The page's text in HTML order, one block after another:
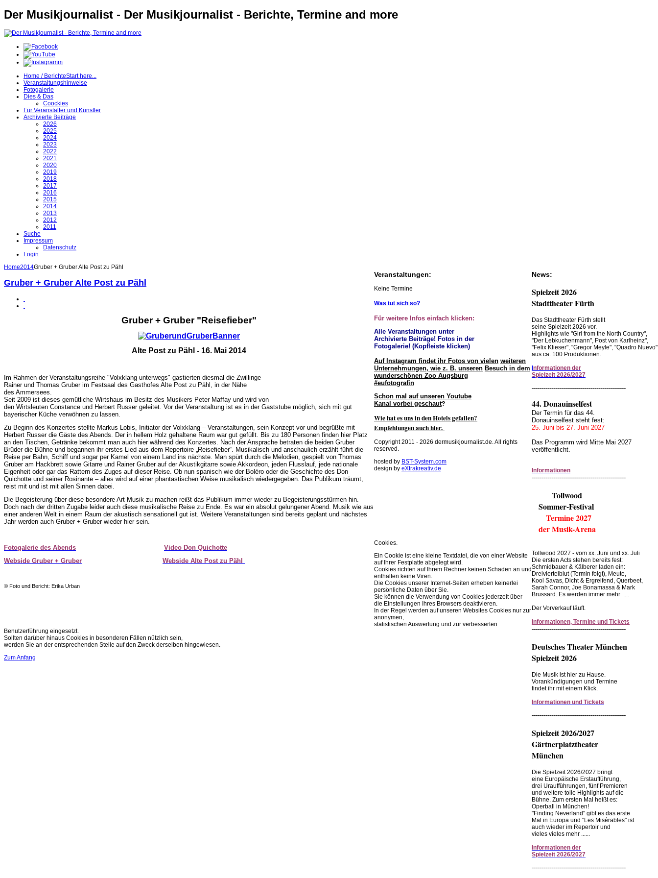
Der Musikjournalist - Der Musikjournalist - Berichte, Termine and more
Home / BerichteStart here...
Veranstaltungshinweise
Fotogalerie
Dies & Das
Coockies
Für Veranstalter und Künstler
Archivierte Beiträge
2026
2025
2024
2023
2022
2021
2020
2019
2018
2017
2016
2015
2014
2013
2012
2011
Suche
Impressum
Datenschutz
Login
Home2014Gruber + Gruber Alte Post zu Pähl
Gruber + Gruber Alte Post zu Pähl
Gruber + Gruber "Reisefieber"
Alte Post zu Pähl - 16. Mai 2014
Im Rahmen der Veranstaltungsreihe "Volxklang unterwegs" gastierten diesmal die Zwillinge
Rainer und Thomas Gruber im Festsaal des Gasthofes Alte Post zu Pähl, in der Nähe
des Ammersees.
Seit 2009 ist dieses gemütliche Wirtshaus im Besitz des Musikers Peter Maffay und wird von
den Wirtsleuten Constance und Herbert Russer geleitet. Vor der Veranstaltung ist es in der Gaststube möglich, sich mit gut
bayerischer Küche verwöhnen zu lassen.
Zu Beginn des Konzertes stellte Markus Lobis, Initiator der Volxklang – Veranstaltungen, sein Konzept vor und begrüßte mit
Herbert Russer die Gäste des Abends. Der in hellem Holz gehaltene Raum war gut gefüllt. Bis zu 180 Personen finden hier Platz
an den Tischen, Getränke bekommt man auch hier während des Konzertes. Nach der Ansprache betraten die beiden Gruber
Brüder die Bühne und begannen ihr erstes Lied aus dem Repertoire „Reisefieber“. Musikalisch und anschaulich erzählt führt die
Reise per Bahn, Schiff und sogar per Kamel von einem Land ins nächste. Man spürt durch die Melodien, gespielt von Thomas
Gruber am Hackbrett sowie Gitarre und Rainer Gruber auf der Akustikgitarre sowie Akkordeon, jeden Flusslauf, jede nationale
Eigenheit oder gar das Rattern des Zuges auf dieser Reise. Ob nun spanisch wie der Boléro oder die Geschichte des Don
Quichotte und seiner Rosinante – alles wird auf einer phantastischen Weise musikalisch wiedergegeben. Das Publikum träumt,
reist mit und ist mit allen Sinnen dabei.
Die Begeisterung über diese besondere Art Musik zu machen reißt das Publikum immer wieder zu Begeisterungsstürmen hin.
Doch nach der dritten Zugabe leider auch diese musikalische Reise zu Ende. Es war ein absolut gelungener Abend. Musik wie aus
einer anderen Welt in einem Raum der akustisch sensationell gut ist. Weitere Veranstaltungen sind bereits geplant und nächstes
Jahr werden auch Gruber + Gruber wieder hier sein.
Fotogalerie des Abends
Video Don Quichotte
Webside Gruber + Gruber
Webside Alte Post zu Pähl
© Foto und Bericht: Erika Urban
Veranstaltungen:
Keine Termine
Was tut sich so?
Für weitere Infos einfach klicken:
Alle Veranstaltungen unter
Archivierte Beiträge! Fotos in der
Fotogalerie! (Kopfleiste klicken)
Auf Instagram findet ihr Fotos von vielen weiteren
Unternehmungen, wie z. B. unseren Besuch in dem
wunderschönen Zoo Augsburg
#eufotografin
Schon mal auf unseren Youtube
Kanal vorbei geschaut?
Wie hat es uns in den Hotels gefallen?
Empfehlungen auch hier.
News:
Spielzeit 2026
Stadttheater Fürth
Das Stadttheater Fürth stellt
seine Spielzeit 2026 vor.
Highlights wie "Girl from the North Country",
"Der Lebkuchenmann", Post von Karlheinz",
"Felix Klieser", "Gregor Meyle", "Quadro Nuevo"
aus ca. 100 Produktionen.
nformationen der
Spielzeit 2026/2027
------------------------------------------------
44. Donauinselfest
Der Termin für das 44.
Donauinselfest steht fest:
25. Juni bis 27. Juni 2027
Das Programm wird Mitte Mai 2027
veröffentlicht.
Informationen
------------------------------------------------
Tollwood
Sommer-Festival
Termine 2027
der Musik-Arena
Tollwood 2027 - vom xx. Juni und xx. Juli
Die ersten Acts stehen bereits fest:
Schmidbauer & Kälberer laden ein:
Dreiviertelblut (Termin folgt), Meute,
Kool Savas, Dicht & Ergreifend, Querbeet,
Sarah Connor, Joe Bonamassa & Mark
Brussard. Es werden immer mehr ....
Der Vorverkauf läuft.
Informationen, Termine und Tickets
------------------------------------------------
Deutsches Theater München
Spielzeit 2026
Die Musik ist hier zu Hause.
Vorankündigungen und Termine
findet ihr mit einem Klick.
Informationen und Tickets
------------------------------------------------
Spielzeit 2026/2027
Gärtnerplatztheater
München
Die Spielzeit 2026/2027 bringt
eine Europäische Erstaufführung,
drei Uraufführungen, fünf Premieren
und weitere tolle Highlights auf die
Bühne. Zum ersten Mal heißt es:
Operball in München!
"Finding Neverland" gibt es das erste
Mal in Europa und "Les Misérables" ist
auch wieder im Repertoir und
vieles vieles mehr ......
Informationen der
Spielzeit 2026/2027
------------------------------------------------
Copyright 2011 - 2026 dermusikjournalist.de. All rights
reserved.
hosted by BST-System.com
design by eXtrakreativ.de
Cookies.
Ein Cookie ist eine kleine Textdatei, die von einer Website
auf Ihrer Festplatte abgelegt wird.
Cookies richten auf Ihrem Rechner keinen Schaden an und
enthalten keine Viren.
Die Cookies unserer Internet-Seiten erheben keinerlei
persönliche Daten über Sie.
Sie können die Verwendung von Cookies jederzeit über
die Einstellungen Ihres Browsers deaktivieren.
In der Regel werden auf unseren Websites Cookies nur zur
anonymen,
statistischen Auswertung und zur verbesserten
Benutzerführung eingesetzt.
Sollten darüber hinaus Cookies in besonderen Fällen nützlich sein,
werden Sie an der entsprechenden Stelle auf den Zweck derselben hingewiesen.
Zum Anfang